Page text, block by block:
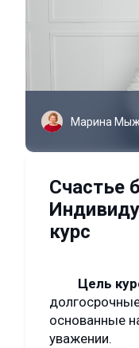
Марина
Счастье
курс
Цель
основанные
уважении.